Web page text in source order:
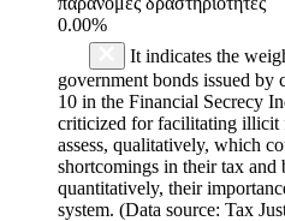
0.00%
It indicates the
government bonds issued by
10 in the Financial Secrecy
criticized for facilitating illicit
assess, qualitatively, which
shortcomings in their tax and
quantitatively, their
system. (Data source: Tax